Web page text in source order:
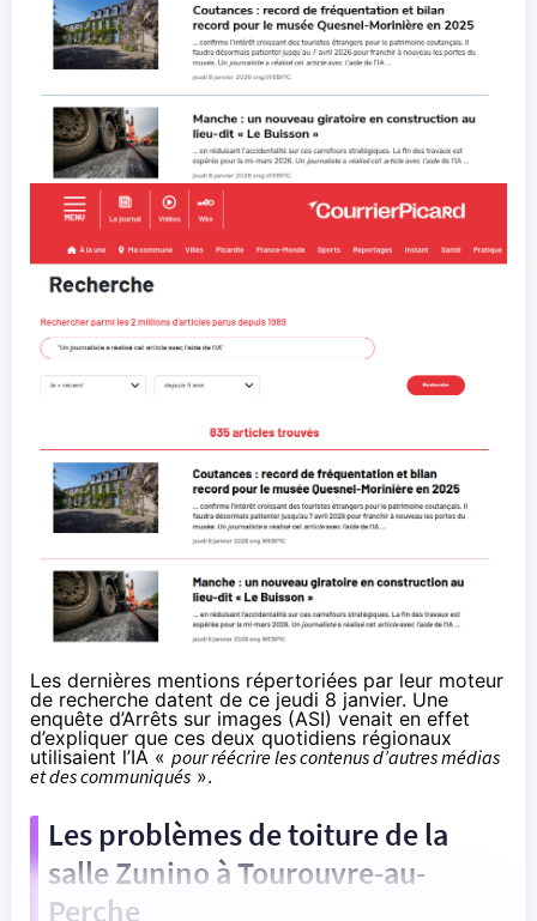
Les dernières mentions répertoriées par leur moteur
de recherche datent de ce jeudi 8 janvier. Une
enquête d’Arrêts sur images (ASI) venait en effet
d’expliquer que ces deux quotidiens régionaux
utilisaient l’IA « pour réécrire les contenus d’autres médias
et des communiqués ».
Les problèmes de toiture de la
salle Zunino à Tourouvre-au-
Perche